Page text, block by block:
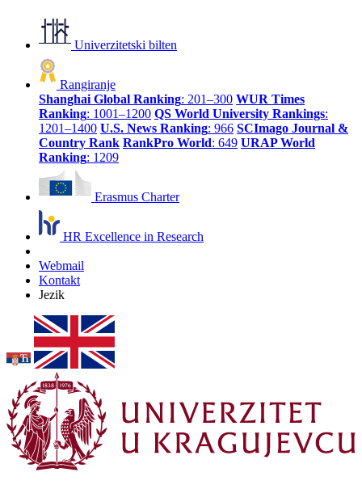
Univerzitetski bilten
Rangiranje
Shanghai Global Ranking: 201–300 WUR Times
Ranking: 1001–1200 QS World University Rankings:
1201–1400 U.S. News Ranking: 966 SCImago Journal &
Country Rank RankPro World: 649 URAP World
Ranking: 1209
Erasmus Charter
HR Excellence in Research
Webmail
Kontakt
Jezik